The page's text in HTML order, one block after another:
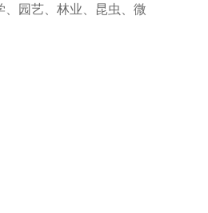
园艺、林业、昆虫、微